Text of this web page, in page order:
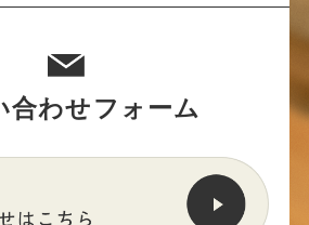
合わせフォーム